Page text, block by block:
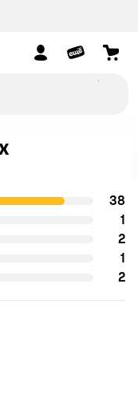
38
1
2
1
2